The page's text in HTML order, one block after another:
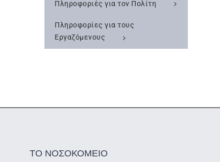
Πληροφοριές για τον Πολίτη
Πληροφορίες για τους
Εργαζόμενους
ΤΟ ΝΟΣΟΚΟΜΕΙΟ